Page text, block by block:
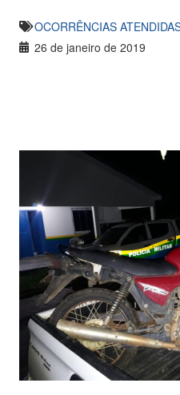
OCORRÊNCIAS
26 de janeiro de 2019